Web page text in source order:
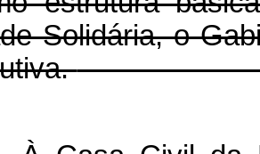
Solidária, o